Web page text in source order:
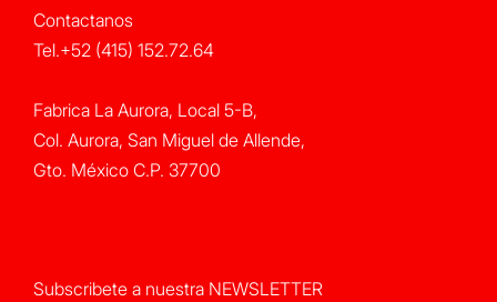
Contactanos
Tel.+52 (415) 152.72.64
Fabrica La Aurora, Local 5-B,
Col. Aurora, San Miguel de Allende,
Gto. México C.P. 37700
Subscribete a nuestra NEWSLETTER